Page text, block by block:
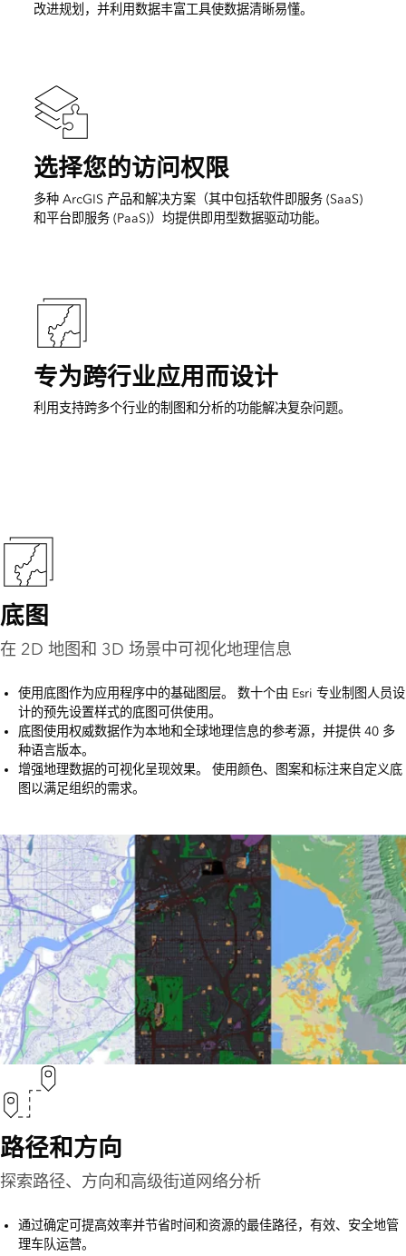
改进规划，并利用数据丰富工具使数据清晰易懂。
选择您的访问权限
多种 ArcGIS 产品和解决方案（其中包括软件即服务 (SaaS)
和平台即服务 (PaaS)）均提供即用型数据驱动功能。
专为跨行业应用而设计
利用支持跨多个行业的制图和分析的功能解决复杂问题。
底图
在 2D 地图和 3D 场景中可视化地理信息
使用底图作为应用程序中的基础图层。 数十个由 Esri 专业制图人员设
计的预先设置样式的底图可供使用。
底图使用权威数据作为本地和全球地理信息的参考源，并提供 40 多
种语言版本。
增强地理数据的可视化呈现效果。 使用颜色、图案和标注来自定义底
图以满足组织的需求。
路径和方向
探索路径、方向和高级街道网络分析
通过确定可提高效率并节省时间和资源的最佳路径，有效、安全地管
理车队运营。